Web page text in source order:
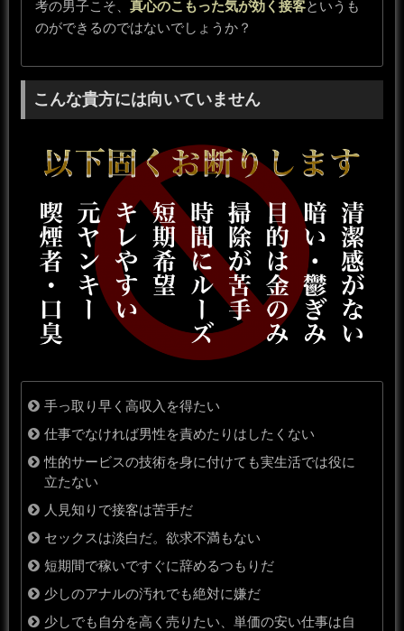
考の男子こそ、 真心のこもった気が効く接客というも
のができるのではないでしょうか？
こんな貴方には向いていません
手っ取り早く高収入を得たい
仕事でなければ男性を責めたりはしたくない
性的サービスの技術を身に付けても実生活では役に
立たない
人見知りで接客は苦手だ
セックスは淡白だ。欲求不満もない
短期間で稼いですぐに辞めるつもりだ
少しのアナルの汚れでも絶対に嫌だ
少しでも自分を高く売りたい、単価の安い仕事は自